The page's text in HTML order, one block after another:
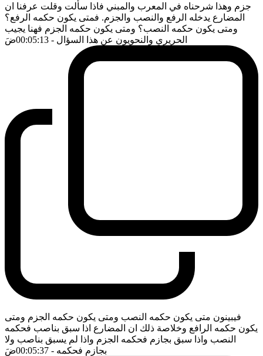
جزم وهذا شرحناه في المعرب والمبني فاذا سألت وقلت عرفنا ان
المضارع يدخله الرفع والنصب والجزم. فمتى يكون حكمه الرفع؟
ومتى يكون حكمه النصب؟ ومتى يكون حكمه الجزم فهنا يجيب
الحريري والنحويون عن هذا السؤال - 00:05:13 ضَ
فيبينون متى يكون حكمه النصب ومتى يكون حكمه الجزم ومتى
يكون حكمه الرافع وخلاصة ذلك ان المضارع اذا سبق بناصب فحكمه
النصب واذا سبق بجازم فحكمه الجزم واذا لم يسبق بناصب ولا
بجازم فحكمه - 00:05:37 ضَ